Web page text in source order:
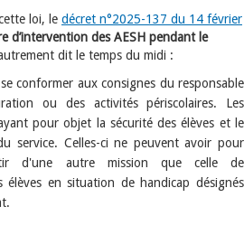
loi, le décret n°2025-137 du 14 février
d’intervention des AESH pendant le
dit le temps du midi :
conformer aux consignes du responsable
ou des activités périscolaires. Les
pour objet la sécurité des élèves et le
service. Celles-ci ne peuvent avoir pour
d'une autre mission que celle de
élèves en situation de handicap désignés